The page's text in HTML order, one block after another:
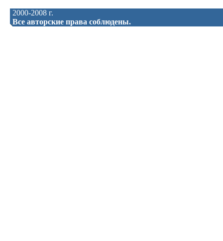
2000-2008 г.
Все авторские права соблюдены.